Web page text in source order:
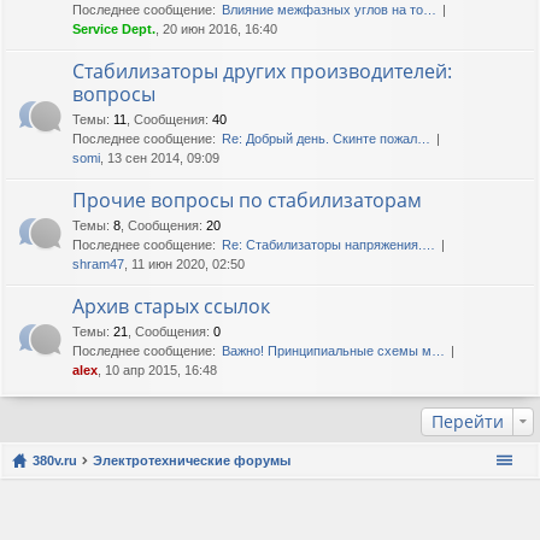
Последнее сообщение: Влияние межфазных углов на то…
Service Dept. , 20 июн 2016, 16:40
Стабилизаторы других производителей:
вопросы
Темы: 11 Сообщения: 40
Последнее сообщение: Re: Добрый день. Скинте пожал…
somi , 13 сен 2014, 09:09
Прочие вопросы по стабилизаторам
Темы: 8 Сообщения: 20
Последнее сообщение: Re: Стабилизаторы напряжения.…
shram47 , 11 июн 2020, 02:50
Архив старых ссылок
Темы: 21 Сообщения: 0
Последнее сообщение: Важно! Принципиальные схемы м…
alex , 10 апр 2015, 16:48
Перейти
380v.ru Электротехнические форумы